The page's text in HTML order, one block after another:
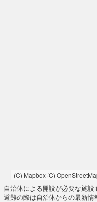
(C) Mapbox (C)
自治体による開設が必要な施設
避難の際は自治体からの最新情